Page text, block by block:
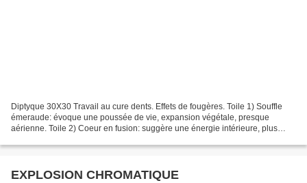
Diptyque 30X30 Travail au cure dents. Effets de fougères. Toile 1) Souffle
émeraude: évoque une poussée de vie, expansion végétale, presque
aérienne. Toile 2) Coeur en fusion: suggère une énergie intérieure, plus
EXPLOSION CHROMATIQUE